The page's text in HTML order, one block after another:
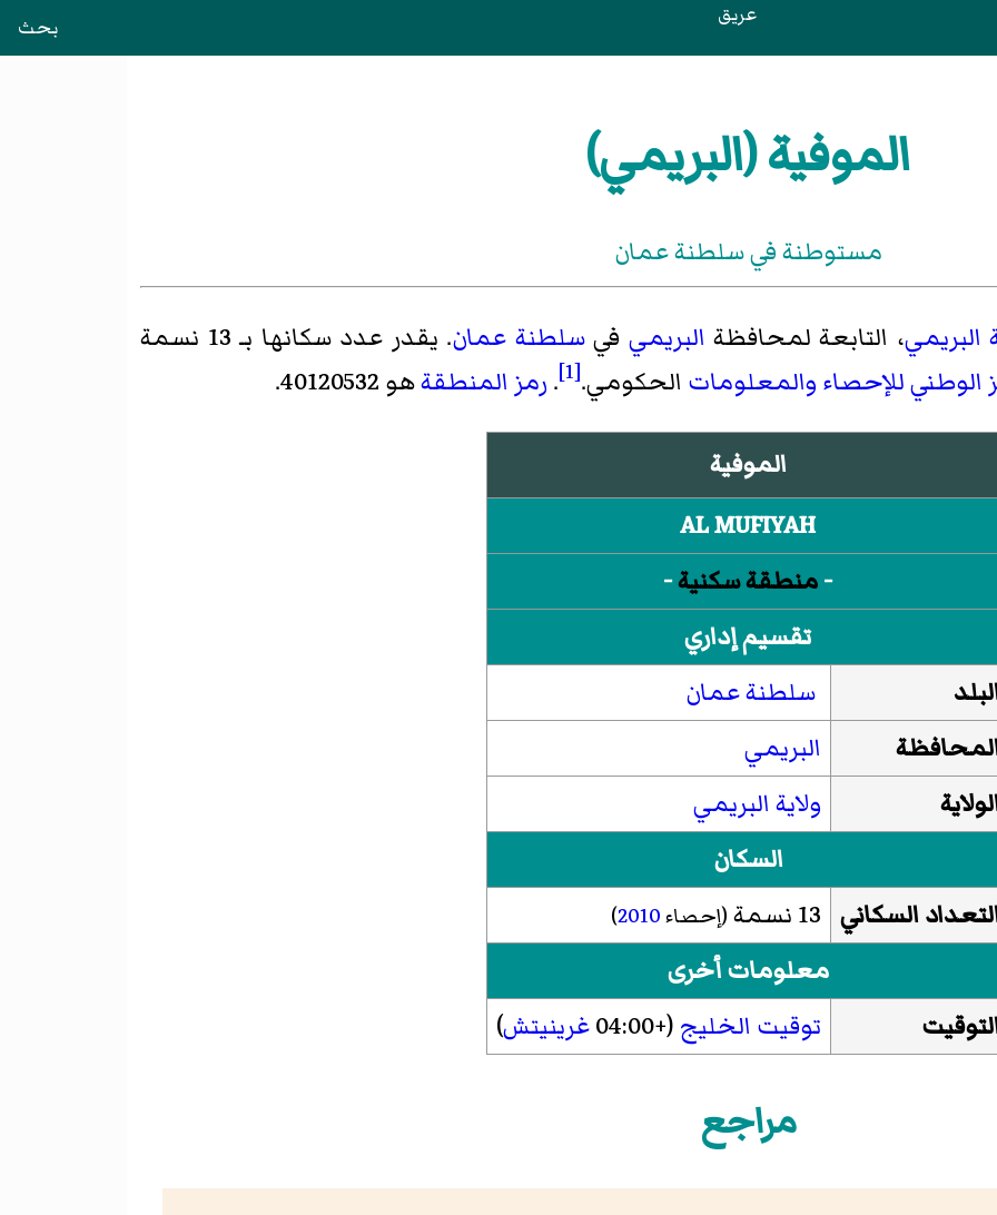
عريق بحث
الموفية (البريمي)
مستوطنة في سلطنة عمان
البريمي، التابعة لمحافظة البريمي فيسلطنة عمان
. يقدر عدد سكانها بـ 13 نسمة
الوطني للإحصاء والمعلومات الحكومي.[1]
. رمز المنطقةهو 40120532.
الموفية
AL MUFIYAH
-منطقة سكنية-
تقسيم إداري
سلطنة عمان
البريمي
ولاية البريمي
السكان
السكاني 13 نسمة (إحصاء2010
)
معلومات أخرى
توقيت الخليج (+04:00 غرينيتش)
مراجع